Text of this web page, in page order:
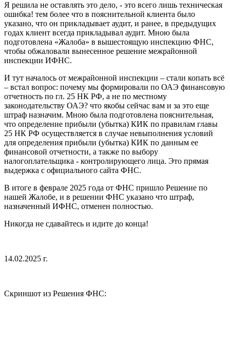
Я решила не оставлять это дело, - это всего лишь техническая
ошибка! тем более что в пояснительной клиента было
указано, что он прикладывает аудит, и ранее, в предыдущих
годах клиент всегда прикладывал аудит. Мною была
подготовлена «Жалоба» в вышестоящую инспекцию ФНС,
чтобы обжаловали вынесенное решение межрайонной
инспекции ИФНС.
И тут началось от межрайонной инспекции – стали копать всё
– встал вопрос: почему мы формировали по ОАЭ финансовую
отчетность по гл. 25 НК РФ, а не по местному
законодательству ОАЭ? что якобы сейчас вам и за это еще
штраф назначим. Мною была подготовлена пояснительная,
что определение прибыли (убытка) КИК по правилам главы
25 НК РФ осуществляется в случае невыполнения условий
для определения прибыли (убытка) КИК по данным ее
финансовой отчетности, а также по выбору
налогоплательщика - контролирующего лица. Это прямая
выдержка с официального сайта ФНС.
В итоге в феврале 2025 года от ФНС пришло Решение по
нашей Жалобе, и в решении ФНС указано что штраф,
назначенный ИФНС, отменен полностью.
Никогда не сдавайтесь и идите до конца!
14.02.2025 г.
Скриншот из Решения ФНС: